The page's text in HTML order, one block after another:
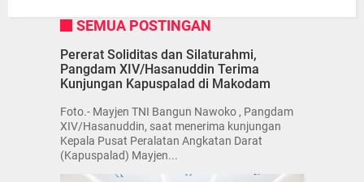
SEMUA POSTINGAN
Pererat Soliditas dan Silaturahmi,
Pangdam XIV/Hasanuddin Terima
Kunjungan Kapuspalad di Makodam
Foto.- Mayjen TNI Bangun Nawoko , Pangdam
XIV/Hasanuddin, saat menerima kunjungan
Kepala Pusat Peralatan Angkatan Darat
(Kapuspalad) Mayjen...